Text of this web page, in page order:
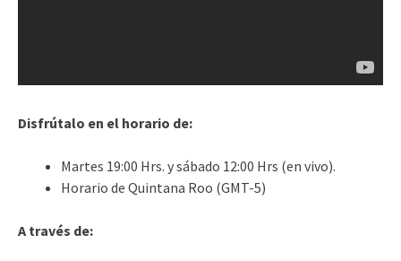
Disfrútalo en el horario de:
Martes 19:00 Hrs. y sábado 12:00 Hrs (en vivo).
Horario de Quintana Roo (GMT-5)
A través de: